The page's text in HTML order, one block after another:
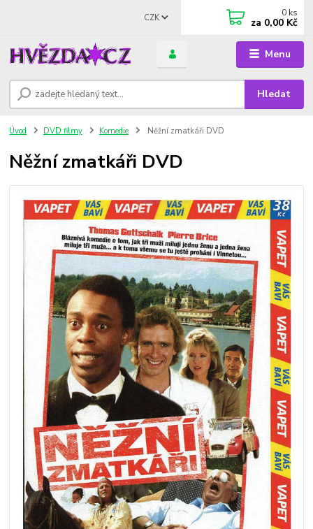
Menu
CZK
Hledat
0 ks
za 0,00 Kč
Úvod DVD filmy Komedie Něžní zmatkáři DVD
Něžní zmatkáři DVD